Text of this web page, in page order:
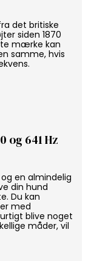
det britiske
siden 1870
mærke kan
samme, hvis
og 641 Hz
en almindelig
din hund
Du kan
med
blive noget
måder, vil